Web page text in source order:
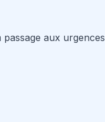
aux urgences